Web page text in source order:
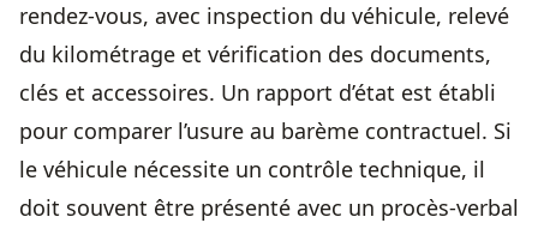
rendez-vous, avec inspection du véhicule, relevé
du kilométrage et vérification des documents,
clés et accessoires. Un rapport d’état est établi
pour comparer l’usure au barème contractuel. Si
le véhicule nécessite un contrôle technique, il
doit souvent être présenté avec un procès-verbal